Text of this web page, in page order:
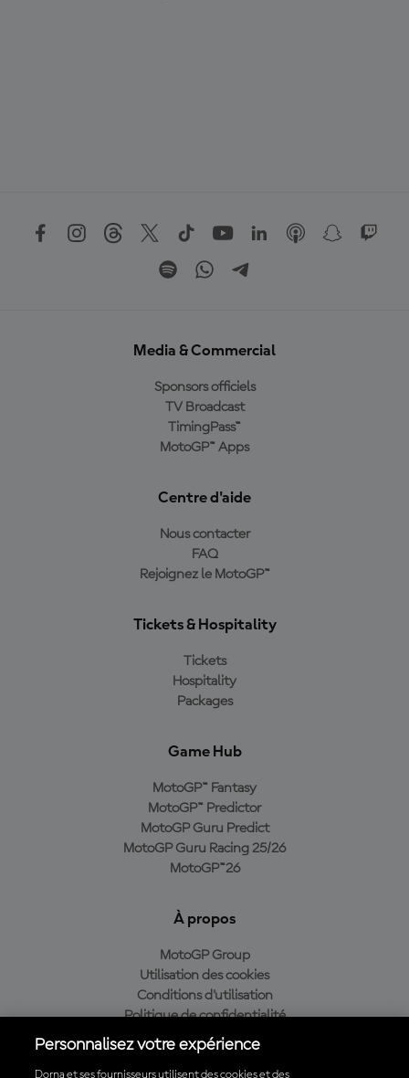
Media & Commercial
Sponsors officiels
TV Broadcast
TimingPass™
MotoGP™ Apps
Centre d'aide
Nous contacter
FAQ
Rejoignez le MotoGP™
Tickets & Hospitality
Tickets
Hospitality
Packages
Game Hub
MotoGP™ Fantasy
MotoGP™ Predictor
MotoGP Guru Predict
MotoGP Guru Racing 25/26
MotoGP™26
À propos
MotoGP Group
Utilisation des cookies
Conditions d'utilisation
Politique de confidentialité
Politique d’achat
Personnalisez votre expérience
Dorna et ses fournisseurs utilisent des cookies et des